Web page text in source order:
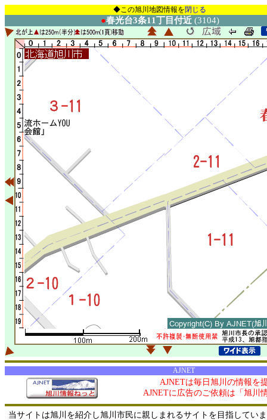
◆この旭川地図情報を閉じる
●春光台3条11丁目付近(3104)
AJNET
AJNETは毎日旭川の情報を
AJNETに広告のご依頼は「旭川
当サイトは旭川を紹介し旭川市民に親しまれるサイトを目指してい